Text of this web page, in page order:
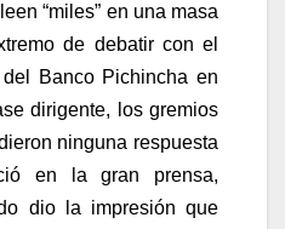
“miles” en una masa
de debatir con el
Banco Pichincha en
dirigente, los gremios
ninguna respuesta
en la gran prensa,
dio la impresión que